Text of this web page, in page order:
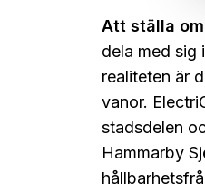
Att ställa om
dela med sig
realiteten är
vanor.
stadsdelen
Hammarby